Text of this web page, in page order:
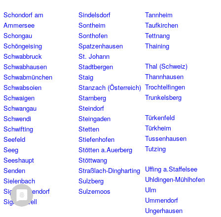
Schondorf am
Ammersee
Schongau
Schöngeising
Schwabbruck
Schwabhausen
Schwabmünchen
Schwabsoien
Schwaigen
Schwangau
Schwendi
Schwifting
Seefeld
Seeg
Seeshaupt
Senden
Sielenbach
Sigmaringendorf
Sigmarszell
Sindelsdorf
Sontheim
Sonthofen
Spatzenhausen
St. Johann
Stadtbergen
Staig
Stanzach (Österreich)
Starnberg
Steindorf
Steingaden
Stetten
Stiefenhofen
Stötten a.Auerberg
Stöttwang
Straßlach-Dingharting
Sulzberg
Sulzemoos
Tannheim
Taufkirchen
Tettnang
Thaining
Thal (Schweiz)
Thannhausen
Trochtelfingen
Trunkelsberg
Türkenfeld
Türkheim
Tussenhausen
Tutzing
Uffing a.Staffelsee
Uhldingen-Mühlhofen
Ulm
Ummendorf
Ungerhausen